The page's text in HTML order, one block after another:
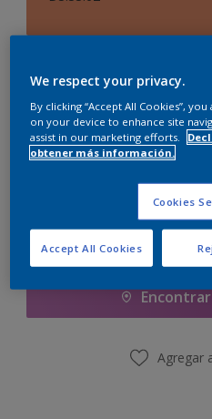
Cantidad
Agregar a la
Agregar
We respect your privacy.
By clicking “Accept All Cookies”,
on your device to enhance site
assist in our marketing efforts.
obtener más información.
Cookies
Accept All Cookies